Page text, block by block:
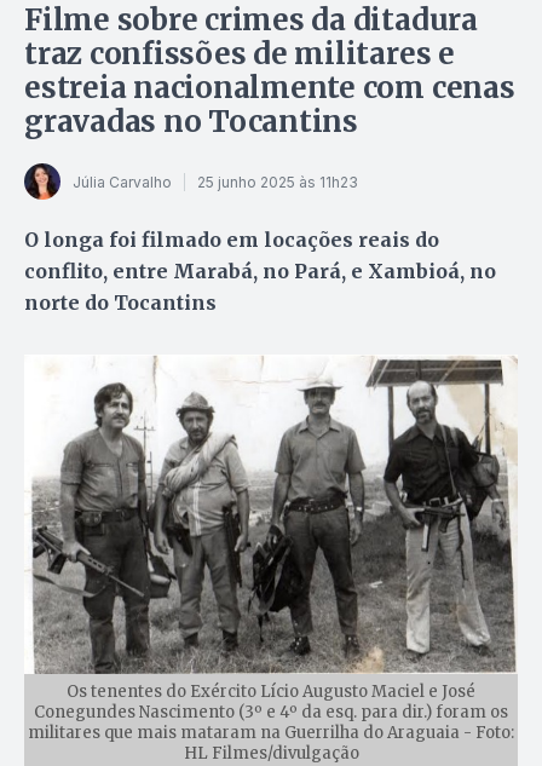
Filme sobre crimes da ditadura
traz confissões de militares e
estreia nacionalmente com cenas
gravadas no Tocantins
Júlia Carvalho 25 junho 2025 às 11h23
O longa foi filmado em locações reais do
conflito, entre Marabá, no Pará, e Xambioá, no
norte do Tocantins
Os tenentes do Exército Lício Augusto Maciel e José
Conegundes Nascimento (3º e 4º da esq. para dir.) foram os
militares que mais mataram na Guerrilha do Araguaia - Foto:
HL Filmes/divulgação